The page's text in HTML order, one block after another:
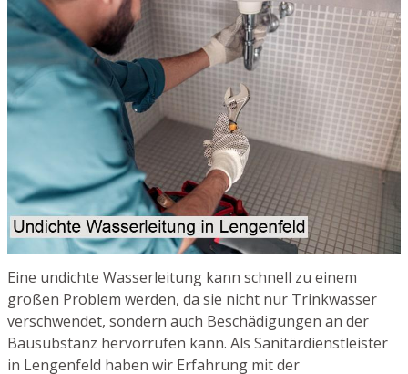
Eine undichte Wasserleitung kann schnell zu einem
großen Problem werden, da sie nicht nur Trinkwasser
verschwendet, sondern auch Beschädigungen an der
Bausubstanz hervorrufen kann. Als Sanitärdienstleister
in Lengenfeld haben wir Erfahrung mit der